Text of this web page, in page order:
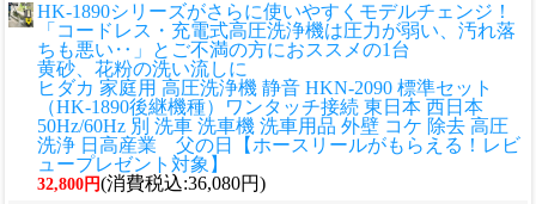
HK-1890シリーズがさらに使いやすくモデルチェンジ！
「コードレス・充電式高圧洗浄機は圧力が弱い、汚れ落
ちも悪い‥」とご不満の方におススメの1台
黄砂、花粉の洗い流しに
ヒダカ 家庭用 高圧洗浄機 静音 HKN-2090 標準セット
（HK-1890後継機種）ワンタッチ接続 東日本 西日本
50Hz/60Hz 別 洗車 洗車機 洗車用品 外壁 コケ 除去 高圧
洗浄 日高産業 父の日【ホースリールがもらえる！レビ
ュープレゼント対象】
32,800円(消費税込:36,080円)